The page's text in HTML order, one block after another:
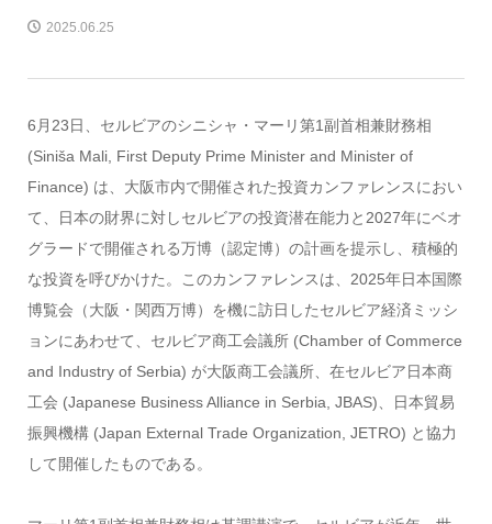
2025.06.25
6月23日、セルビアのシニシャ・マーリ第1副首相兼財務相
(Siniša Mali, First Deputy Prime Minister and Minister of
Finance) は、大阪市内で開催された投資カンファレンスにおい
て、日本の財界に対しセルビアの投資潜在能力と2027年にベオ
グラードで開催される万博（認定博）の計画を提示し、積極的
な投資を呼びかけた。このカンファレンスは、2025年日本国際
博覧会（大阪・関西万博）を機に訪日したセルビア経済ミッシ
ョンにあわせて、セルビア商工会議所 (Chamber of Commerce
and Industry of Serbia) が大阪商工会議所、在セルビア日本商
工会 (Japanese Business Alliance in Serbia, JBAS)、日本貿易
振興機構 (Japan External Trade Organization, JETRO) と協力
して開催したものである。